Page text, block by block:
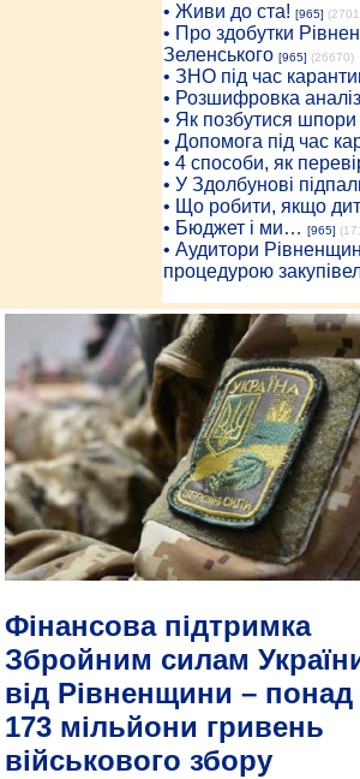
• Живи до ста! [965]
• Про здобутки
Зеленського [965] (26670)
• ЗНО під час
• Розшифровка
• Як позбутися шпори
• Допомога під час
• 4 способи, як
• У Здолбунові
• Що робити, якщо
• Бюджет і ми… [965]
• Аудитори
процедурою
Фінансова підтримка
Збройним силам
від Рівненщини – понад
173 мільйони гривень
військового збору